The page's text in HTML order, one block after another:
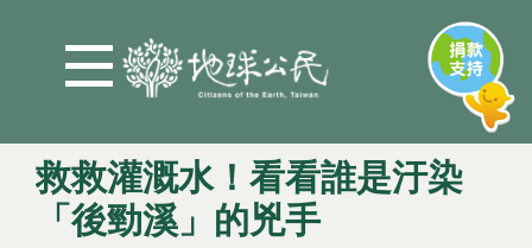
救救灌溉水！看看誰是汙染
「後勁溪」的兇手